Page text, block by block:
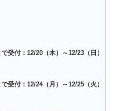
受付：12/20（木）～12/23（日）
受付：12/24（月）～12/25（火）